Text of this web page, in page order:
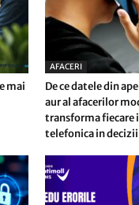
mai
AFACERI
De ce datele din
aur al afacerilor
transforma fiecare
telefonica in